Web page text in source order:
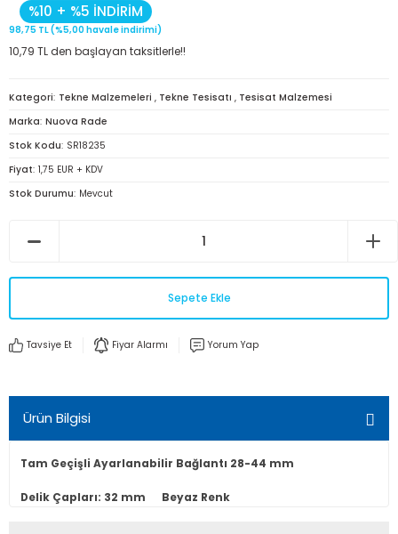
%10 + %5 İNDİRİM
98,75 TL (%5,00 havale indirimi)
10,79 TL den başlayan taksitlerle!!
Kategori Tekne Malzemeleri , Tekne Tesisatı , Tesisat Malzemesi
Marka Nuova Rade
Stok Kodu SR18235
Fiyat 1,75 EUR + KDV
Stok Durumu Mevcut
Sepete Ekle
Tavsiye Et Fiyar Alarmı Yorum Yap
Ürün Bilgisi
Tam Geçişli Ayarlanabilir Bağlantı 28-44 mm
Delik Çapları: 32 mm Beyaz Renk